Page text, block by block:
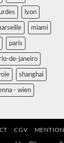
lyon
miami
paris
rio-de-janeiro
shanghai
- wien
CGV